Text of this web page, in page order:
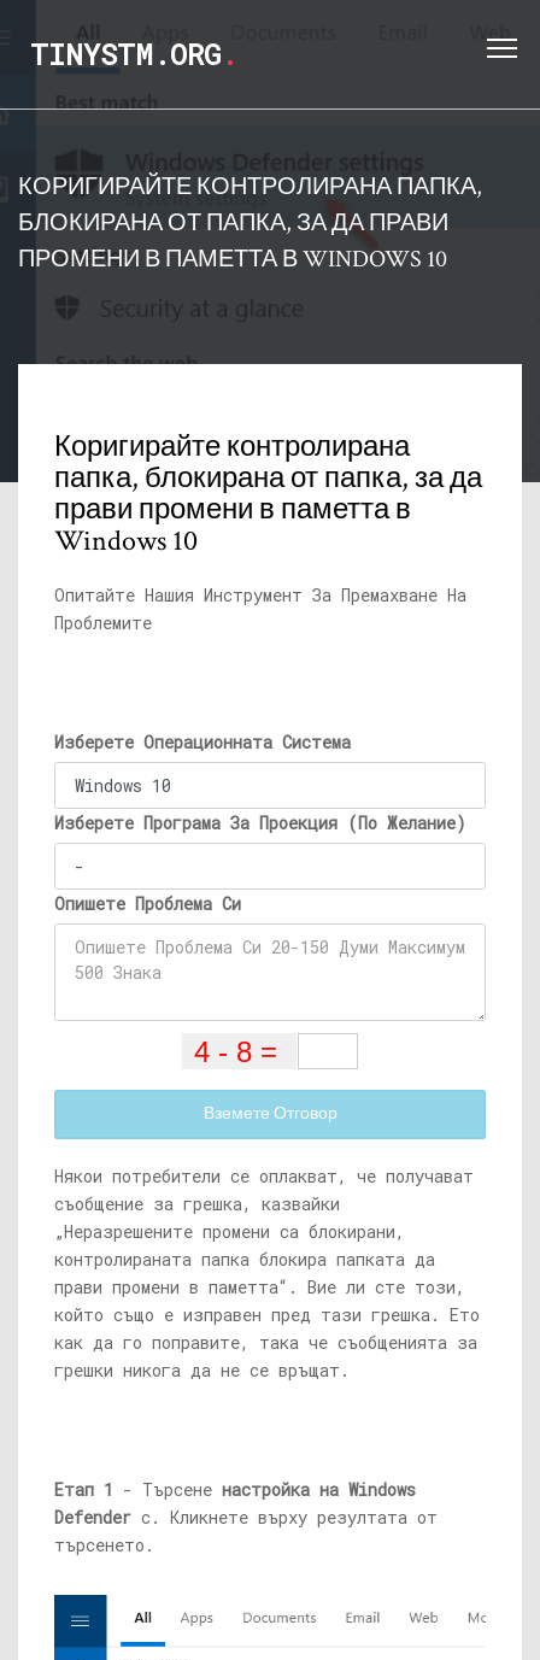
TINYSTM.ORG.
КОРИГИРАЙТЕ КОНТРОЛИРАНА ПАПКА,
БЛОКИРАНА ОТ ПАПКА, ЗА ДА ПРАВИ
ПРОМЕНИ В ПАМЕТТА В WINDOWS 10
Коригирайте контролирана
папка, блокирана от папка, за да
прави промени в паметта в
Windows 10
Опитайте Нашия Инструмент За Премахване На
Проблемите
Изберете Операционната Система
Изберете Програма За Проекция (По Желание)
Опишете Проблема Си
Вземете Отговор
Някои потребители се оплакват, че получават
съобщение за грешка, казвайки
„Неразрешените промени са блокирани,
контролираната папка блокира папката да
прави промени в паметта“. Вие ли сте този,
който също е изправен пред тази грешка. Ето
как да го поправите, така че съобщенията за
грешки никога да не се връщат.
Етап 1 - Търсене настройка на Windows
Defender с. Кликнете върху резултата от
търсенето.